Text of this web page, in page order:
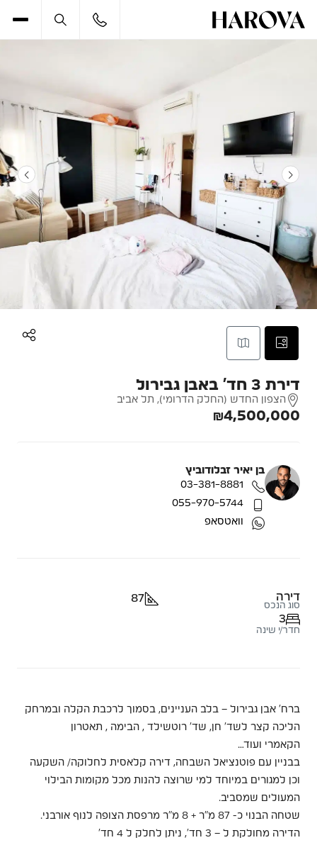
דירת 3 חד’ באבן גבירול
הצפון החדש (החלק הדרומי), תל אביב
₪4,500,000
בן יאיר זבלודוביץ
03-381-8881
055-970-5744
וואטסאפ
דירה
סוג הנכס
87
3
חדר/י שינה
ברח’ אבן גבירול – בלב העניינים, בסמוך לרכבת הקלה ובמרחק
הליכה קצר לשד’ חן, שד’ רוטשילד , הבימה , תאטרון
הקאמרי ועוד…
בבניין עם פוטנציאל השבחה, דירה קלאסית לחלוקה/ השקעה
וכן למגורים במיוחד למי שרוצה להנות מכל מקומות הבילוי
המעולים שמסביב.
שטחה הבנוי כ- 87 מ”ר + 8 מ”ר מרפסת הצופה לנוף אורבני.
הדירה מחולקת ל – 3 חד’, ניתן לחלק ל 4 חד’